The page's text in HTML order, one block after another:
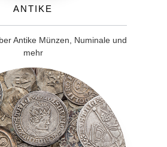
Antike
Antike Münzen, Numinale und
mehr